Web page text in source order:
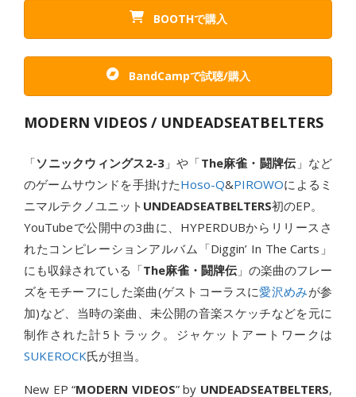
BOOTHで購入
BandCampで試聴/購入
MODERN VIDEOS / UNDEADSEATBELTERS
「ソニックウィングス2-3」や「The麻雀・闘牌伝」など
のゲームサウンドを手掛けたHoso-Q&PIROWOによるミ
ニマルテクノユニット UNDEADSEATBELTERS初のEP。
YouTubeで公開中の3曲に、HYPERDUBからリリースさ
れたコンピレーションアルバム「Diggin’ In The Carts」
にも収録されている「The麻雀・闘牌伝」の楽曲のフレー
ズをモチーフにした楽曲(ゲストコーラスに愛沢めみが参
加)など、当時の楽曲、未公開の音楽スケッチなどを元に
制作された計5トラック。ジャケットアートワークは
SUKEROCK氏が担当。
New EP “MODERN VIDEOS” by UNDEADSEATBELTERS,